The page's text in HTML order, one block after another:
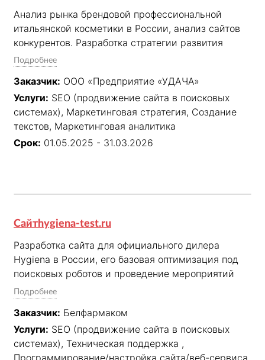
Анализ рынка брендовой профессиональной
итальянской косметики в России, анализ сайтов
конкурентов. Разработка стратегии развития
проекта. Подготовка рекомендаций по доработке
сайта. Ежемесячное выполнение мероприятий по
поисковому продвижению сайта и маркетинговой
аналитике согласно утвержденного чек-листа для
достижения согласованных KPI: нахождение сайта
в ТОП-10 по согласованным запросам и
увеличение целевого трафика из поисковых
Подробнее
Заказчик: ООО «Предприятие «УДАЧА»
Услуги: SEO (продвижение сайта в поисковых
системах), Маркетинговая стратегия, Создание
текстов, Маркетинговая аналитика
Срок: 01.05.2025 - 31.03.2026
Сайтhygiena-test.ru
Разработка сайта для официального дилера
Hygiena в России, его базовая оптимизация под
поисковых роботов и проведение мероприятий
для вывода его первые страницы поисковой
выдачи по брендовым запросам
Подробнее
Заказчик: Белфармаком
Услуги: SEO (продвижение сайта в поисковых
системах), Техническая поддержка ,
Программирование/настройка сайта/веб-сервиса,